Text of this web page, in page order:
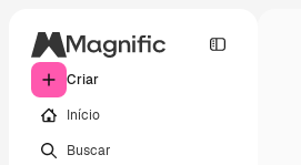
Criar
Início
Buscar